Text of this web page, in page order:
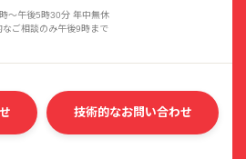
〜午後5時30分 年中無休
なご相談のみ午後9時まで
技術的なお問い合わせ